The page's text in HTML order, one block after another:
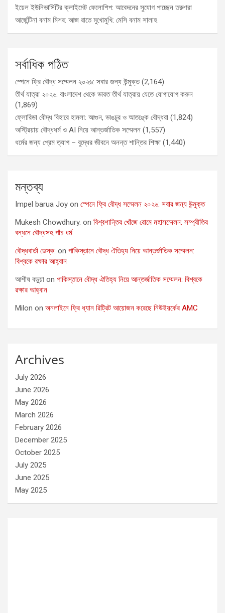
ইয়েল ইউনিভার্সিটির ক্লাইমেট ফেলোশিপ: আবেদনের সুযোগ পাচ্ছেন তরুণরা
আর্জেন্টিনা বনাম মিশর: আজ রাতে মুখোমুখি: মেসি বনাম সালাহ
সর্বাধিক পঠিত
স্পেনে ফ্রি বৌদ্ধ সম্মেলন ২০২৬: সবার জন্য উন্মুক্ত (2,164)
তীর্থ যাত্রা ২০২৬: বাংলাদেশ থেকে ভারত তীর্থ যাত্রায় যেতে যোগাযোগ করুন
(1,869)
ফ্লোরিডা বৌদ্ধ বিহারে হামলা: আগুন, ভাঙচুর ও আতঙ্কে বৌদ্ধরা (1,824)
অস্ট্রিয়ায় বৌদ্ধধর্ম ও AI নিয়ে আন্তর্জাতিক সম্মেলন (1,557)
ধর্মের জন্য প্রেম ত্যাগ – বুদ্ধের জীবনে অনন্ত শান্তির শিক্ষা (1,440)
মন্তব্য
Impel barua Joy on স্পেনে ফ্রি বৌদ্ধ সম্মেলন ২০২৬: সবার জন্য উন্মুক্ত
Mukesh Chowdhury. on বিশ্বশান্তির খোঁজে রোমে মহাসম্মেলন: সম্প্রীতির
বন্ধনে বৌদ্ধসহ পাঁচ ধর্ম
বৌদ্ধবার্তা ডেস্ক: on পাকিস্তানে বৌদ্ধ ঐতিহ্য নিয়ে আন্তর্জাতিক সম্মেলন:
বিশ্বকে রক্ষার আহ্বান
আশীষ বড়ুয়া on পাকিস্তানে বৌদ্ধ ঐতিহ্য নিয়ে আন্তর্জাতিক সম্মেলন: বিশ্বকে
রক্ষার আহ্বান
Milon on অনলাইনে ফ্রি ধ্যান রিট্রিট আয়োজন করেছে নিউইয়র্কের AMC
Archives
July 2026
June 2026
May 2026
March 2026
February 2026
December 2025
October 2025
July 2025
June 2025
May 2025